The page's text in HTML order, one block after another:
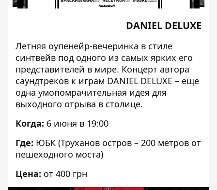
DANIEL DELUXE
Летняя оупенейр-вечеринка в стиле
синтвейв под одного из самых ярких его
представителей в мире. Концерт автора
саундтреков к играм DANIEL DELUXE – еще
одна умопомрачительная идея для
выходного отрыва в столице.
Когда: 6 июня в 19:00
Где: ЮБК (Труханов остров – 200 метров от
пешеходного моста)
Цена: от 400 грн